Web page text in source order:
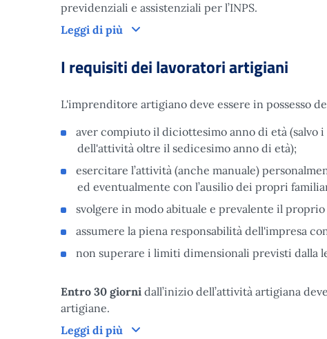
previdenziali e assistenziali per l’INPS.
Leggi di più
I requisiti dei lavoratori artigiani
L'imprenditore artigiano deve essere in possesso
aver compiuto il diciottesimo anno di età (salvo
dell'attività oltre il sedicesimo anno di età);
esercitare l’attività (anche manuale)
ed eventualmente con l’ausilio dei propri
svolgere in modo abituale e prevalente il proprio
assumere la piena responsabilità dell'impresa
non superare i limiti dimensionali previsti dalla
Entro 30 giorni dall’inizio dell’attività artigiana
artigiane.
Leggi di più